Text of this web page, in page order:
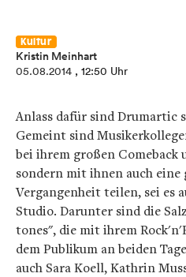
Kultur
Kristin Meinhart
05.08.2014 , 12:50 Uhr
Anlass dafür sind Drumartic
Gemeint sind
bei ihrem großen
sondern mit ihnen auch eine
Vergangenheit teilen, sei es
Studio. Darunter sind die
tones", die mit ihrem
dem Publikum an beiden
auch Sara Koell, Kathrin